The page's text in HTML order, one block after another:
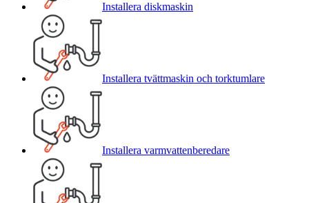
Installera diskmaskin
Installera tvättmaskin och torktumlare
Installera varmvattenberedare